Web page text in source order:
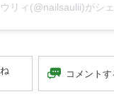
リィ (@nailsaulii)がシ
コメントす